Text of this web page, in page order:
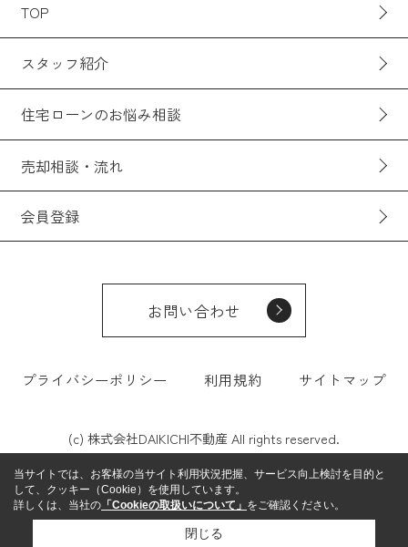
TOP
スタッフ紹介
住宅ローンのお悩み相談
売却相談・流れ
会員登録
お問い合わせ
プライバシーポリシー 利用規約 サイトマップ
(c) 株式会社DAIKICHI不動産 All rights reserved.
当サイトでは、お客様の当サイト利用状況把握、サービス向上検討を目的と
して、クッキー（Cookie）を使用しています。
詳しくは、当社の 「Cookieの取扱いについて」 をご確認ください。
閉じる